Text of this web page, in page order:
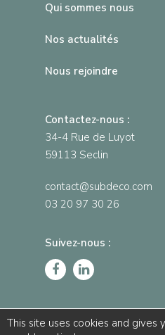
Qui sommes nous
Nos actualités
Nous rejoindre
Contactez-nous :
34-4 Rue de Luyot
59113 Seclin
contact@subdeco.com
03 20 97 30 26
Suivez-nous :
This site uses cookies and